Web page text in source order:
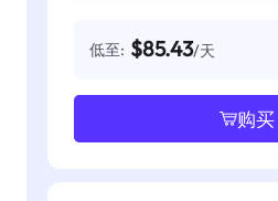
低至: $85.43/天
购买